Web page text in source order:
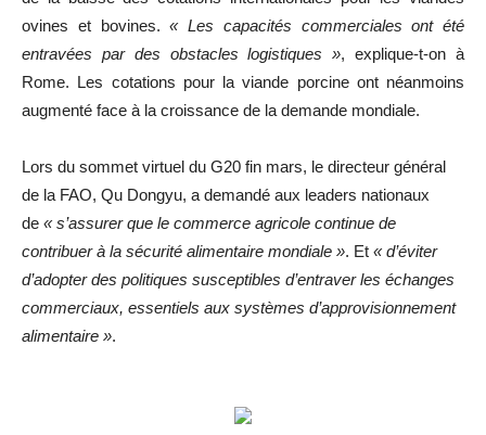
ovines et bovines.« Les capacités commerciales ont été
entravées par des obstacles logistiques », explique-t-on à
Rome. Les cotations pour la viande porcine ont néanmoins
augmenté face à la croissance de la demande mondiale.
Lors du sommet virtuel du G20 fin mars, le directeur général
de la FAO, Qu Dongyu, a demandé aux leaders nationaux
de « s’assurer que le commerce agricole continue de
contribuer à la sécurité alimentaire mondiale ». Et « d’éviter
d’adopter des politiques susceptibles d’entraver les échanges
commerciaux, essentiels aux systèmes d’approvisionnement
alimentaire ».